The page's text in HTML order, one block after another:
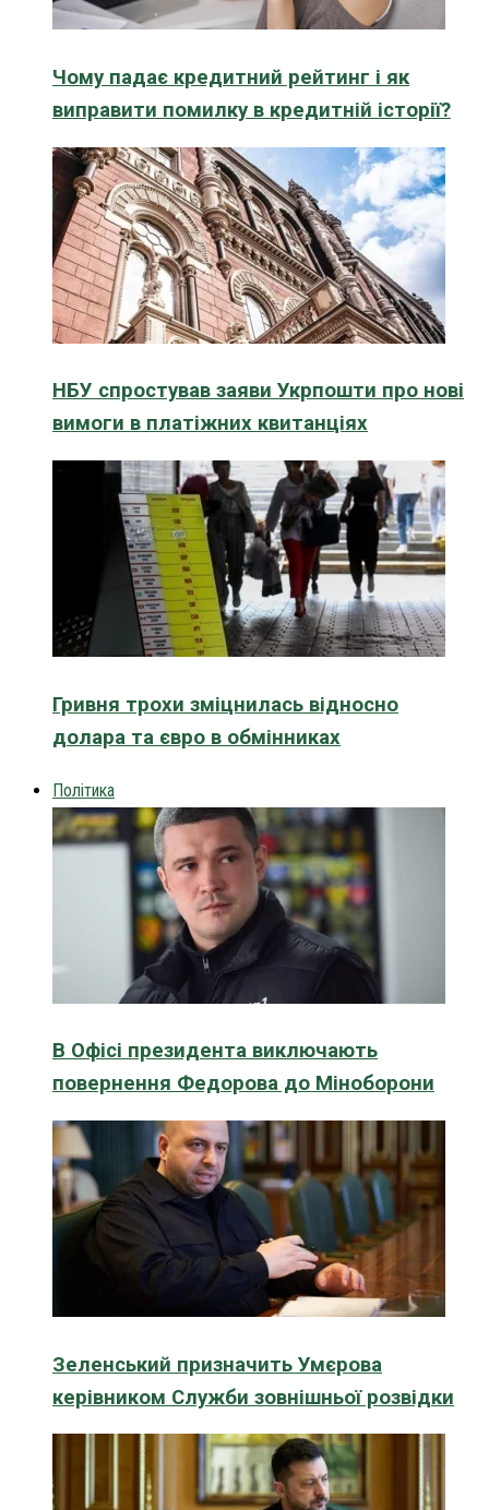
Чому падає кредитний рейтинг і як
виправити помилку в кредитній історії?
НБУ спростував заяви Укрпошти про нові
вимоги в платіжних квитанціях
Гривня трохи зміцнилась відносно
долара та євро в обмінниках
Політика
В Офісі президента виключають
повернення Федорова до Міноборони
Зеленський призначить Умєрова
керівником Служби зовнішньої розвідки